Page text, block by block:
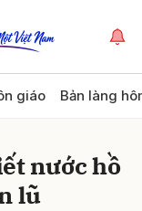
giáo Bản làng
nước hồ
lũ